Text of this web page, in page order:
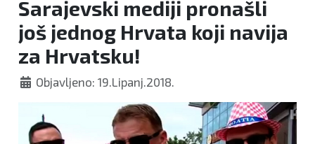
Sarajevski mediji pronašli
još jednog Hrvata koji navija
za Hrvatsku!
Objavljeno: 19.Lipanj.2018.